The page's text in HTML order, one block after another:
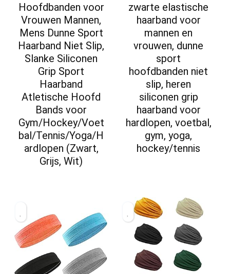
Hoofdbanden voor
Vrouwen Mannen,
Mens Dunne Sport
Haarband Niet Slip,
Slanke Siliconen
Grip Sport
Haarband
Atletische Hoofd
Bands voor
Gym/Hockey/Voet
bal/Tennis/Yoga/H
ardlopen (Zwart,
Grijs, Wit)
zwarte elastische
haarband voor
mannen en
vrouwen, dunne
sport
hoofdbanden niet
slip, heren
siliconen grip
haarband voor
hardlopen, voetbal,
gym, yoga,
hockey/tennis